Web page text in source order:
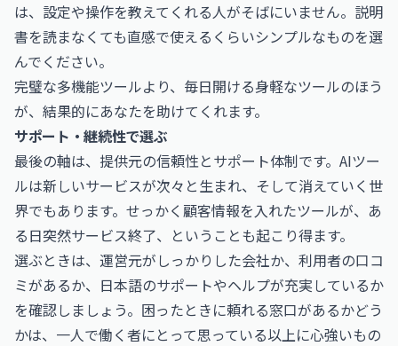
は、設定や操作を教えてくれる人がそばにいません。説明
書を読まなくても直感で使えるくらいシンプルなものを選
んでください。
完璧な多機能ツールより、毎日開ける身軽なツールのほう
が、結果的にあなたを助けてくれます。
サポート・継続性で選ぶ
最後の軸は、提供元の信頼性とサポート体制です。AIツー
ルは新しいサービスが次々と生まれ、そして消えていく世
界でもあります。せっかく顧客情報を入れたツールが、あ
る日突然サービス終了、ということも起こり得ます。
選ぶときは、運営元がしっかりした会社か、利用者の口コ
ミがあるか、日本語のサポートやヘルプが充実しているか
を確認しましょう。困ったときに頼れる窓口があるかどう
かは、一人で働く者にとって思っている以上に心強いもの